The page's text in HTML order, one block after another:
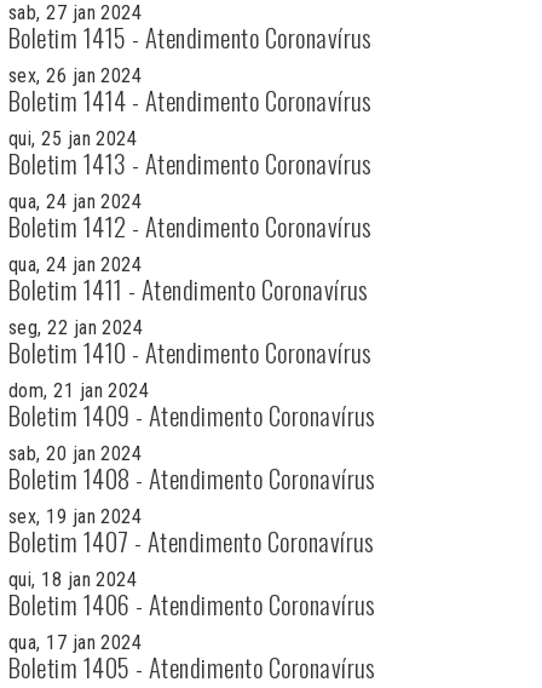
sab, 27 jan 2024
Boletim 1415 - Atendimento Coronavírus
sex, 26 jan 2024
Boletim 1414 - Atendimento Coronavírus
qui, 25 jan 2024
Boletim 1413 - Atendimento Coronavírus
qua, 24 jan 2024
Boletim 1412 - Atendimento Coronavírus
qua, 24 jan 2024
Boletim 1411 - Atendimento Coronavírus
seg, 22 jan 2024
Boletim 1410 - Atendimento Coronavírus
dom, 21 jan 2024
Boletim 1409 - Atendimento Coronavírus
sab, 20 jan 2024
Boletim 1408 - Atendimento Coronavírus
sex, 19 jan 2024
Boletim 1407 - Atendimento Coronavírus
qui, 18 jan 2024
Boletim 1406 - Atendimento Coronavírus
qua, 17 jan 2024
Boletim 1405 - Atendimento Coronavírus